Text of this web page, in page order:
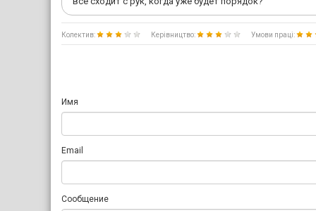
Колектив: Керівництво: Умови праці:
Имя
Email
Сообщение